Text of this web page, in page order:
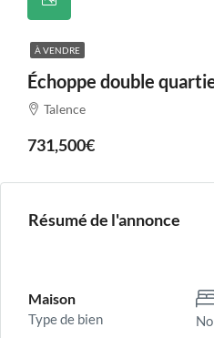
À VENDRE
Échoppe double
Talence
731,500€
Résumé de l'annonce
Maison
Type de bien